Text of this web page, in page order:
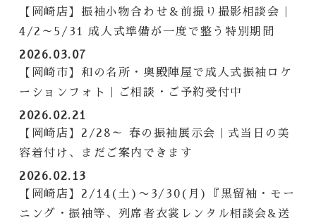
【岡崎店】振袖小物合わせ＆前撮り撮影相談会｜
4/2～5/31 成人式準備が一度で整う特別期間
2026.03.07
【岡崎市】和の名所・奥殿陣屋で成人式振袖ロケ
ーションフォト｜ご相談・ご予約受付中
2026.02.21
【岡崎店】2/28～ 春の振袖展示会｜式当日の美
容着付け、まだご案内できます
2026.02.13
【岡崎店】2/14(土)〜3/30(月)『黒留袖・モー
ニング・振袖等、列席者衣裳レンタル相談会&送